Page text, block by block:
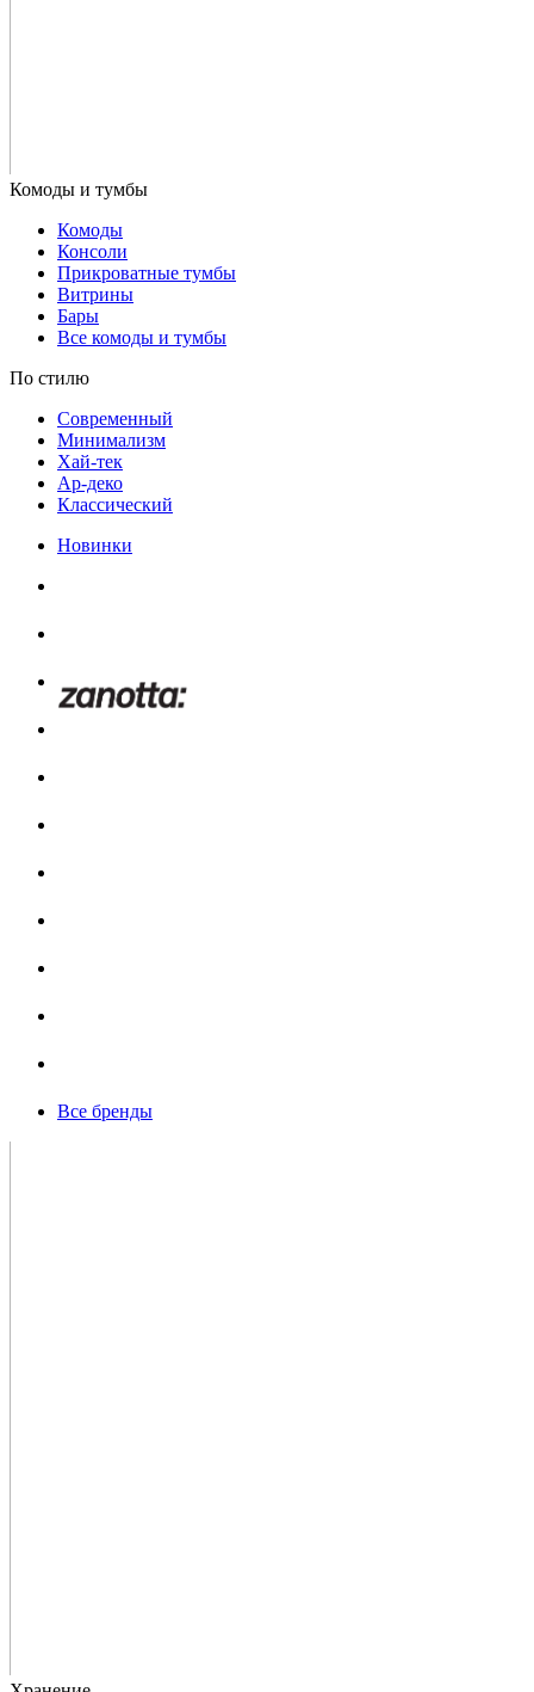
Комоды
Консоли
Прикроватные тумбы
Витрины
Бары